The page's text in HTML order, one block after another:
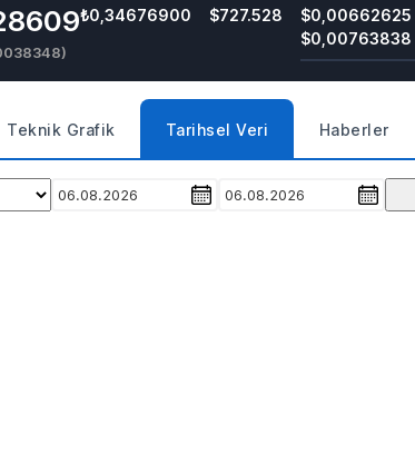
)
₺0,34676900 $727.528
$0,00662625
$0,00763838
Teknik Grafik Tarihsel Veri Haberler
06.08.2026 06.08.2026